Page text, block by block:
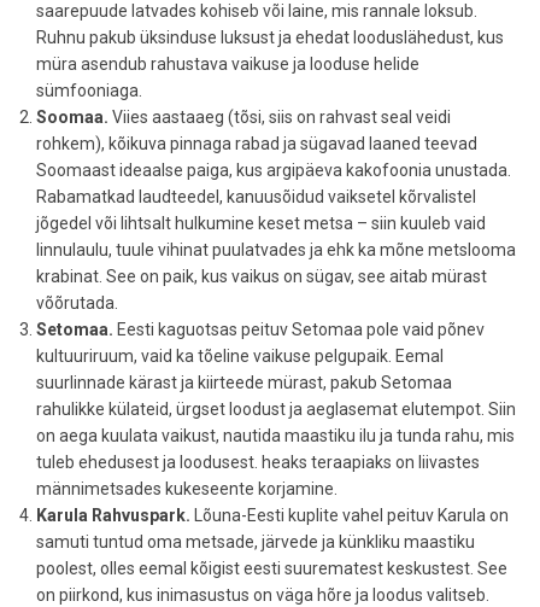
saarepuude latvades kohiseb või laine, mis rannale loksub.
Ruhnu pakub üksinduse luksust ja ehedat looduslähedust, kus
müra asendub rahustava vaikuse ja looduse helide
sümfooniaga.
Soomaa. Viies aastaaeg (tõsi, siis on rahvast seal veidi
rohkem), kõikuva pinnaga rabad ja sügavad laaned teevad
Soomaast ideaalse paiga, kus argipäeva kakofoonia unustada.
Rabamatkad laudteedel, kanuusõidud vaiksetel kõrvalistel
jõgedel või lihtsalt hulkumine keset metsa – siin kuuleb vaid
linnulaulu, tuule vihinat puulatvades ja ehk ka mõne metslooma
krabinat. See on paik, kus vaikus on sügav, see aitab mürast
võõrutada.
Setomaa. Eesti kaguotsas peituv Setomaa pole vaid põnev
kultuuriruum, vaid ka tõeline vaikuse pelgupaik. Eemal
suurlinnade kärast ja kiirteede mürast, pakub Setomaa
rahulikke külateid, ürgset loodust ja aeglasemat elutempot. Siin
on aega kuulata vaikust, nautida maastiku ilu ja tunda rahu, mis
tuleb ehedusest ja loodusest. heaks teraapiaks on liivastes
männimetsades kukeseente korjamine.
Karula Rahvuspark. Lõuna-Eesti kuplite vahel peituv Karula on
samuti tuntud oma metsade, järvede ja künkliku maastiku
poolest, olles eemal kõigist eesti suurematest keskustest. See
on piirkond, kus inimasustus on väga hõre ja loodus valitseb.